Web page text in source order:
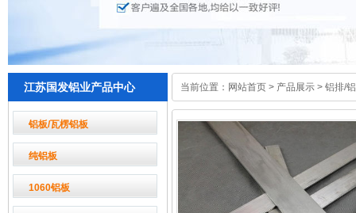
江苏国发铝业产品中心
铝板/瓦楞铝板
纯铝板
1060铝板
当前位置： 网站首页 > 产品展示 > 铝排/